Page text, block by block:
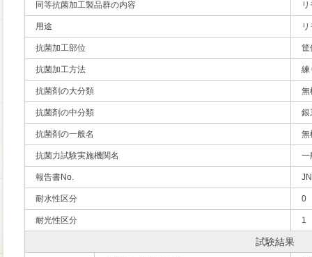
同等抗菌加工製品群の内容
用途
抗菌加工部位 筐
抗菌加工方法 練
抗菌剤の大分類 無
抗菌剤の中分類 銀
抗菌剤の一般名 無
抗菌力試験実施機関名 一
報告書No.
耐水性区分 0
耐光性区分 1
試験結果